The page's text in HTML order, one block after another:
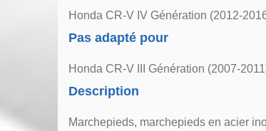
Honda CR-V IV Génération (2012-
Pas adapté pour
Honda CR-V III Génération (2007-
Description
Marchepieds, marchepieds en acier